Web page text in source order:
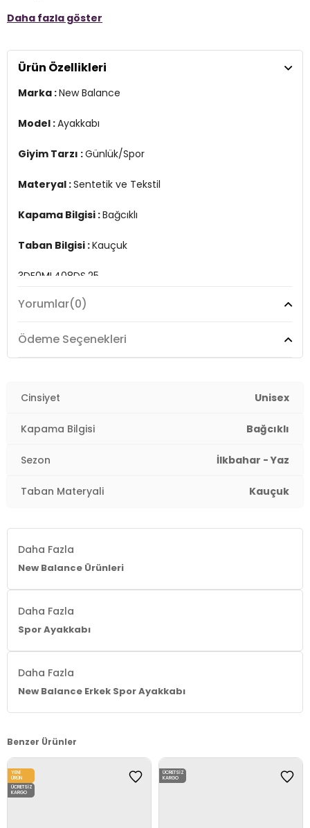
Kapama Bilgisi :Bağcıklı
3DE0ML408DS.25
Daha fazla göster
Ürün Özellikleri
Marka :New Balance
Model :Ayakkabı
Giyim Tarzı :Günlük/Spor
Materyal :Sentetik ve Tekstil
Kapama Bilgisi :Bağcıklı
Taban Bilgisi :Kauçuk
3DE0ML408DS.25
Yorumlar(0)
Ödeme Seçenekleri
Cinsiyet Unisex
Kapama Bilgisi Bağcıklı
Sezon İlkbahar - Yaz
Taban Materyali Kauçuk
Daha Fazla
New Balance Ürünleri
Daha Fazla
Spor Ayakkabı
Daha Fazla
New Balance Erkek Spor Ayakkabı
Benzer Ürünler
YENI
ÜRÜN
ÜCRETSIZ
KARGO
ÜCRETSIZ
KARGO